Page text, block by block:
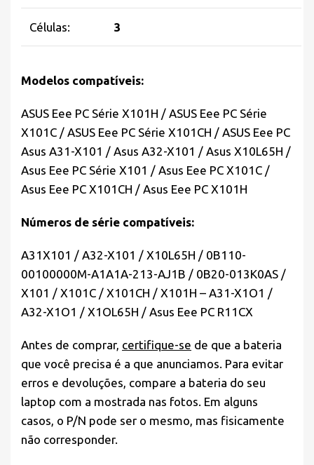
Células: 3
Modelos compatíveis:
ASUS Eee PC Série X101H / ASUS Eee PC Série
X101C / ASUS Eee PC Série X101CH / ASUS Eee PC
Asus A31-X101 / Asus A32-X101 / Asus X10L65H /
Asus Eee PC Série X101 / Asus Eee PC X101C /
Asus Eee PC X101CH / Asus Eee PC X101H
Números de série compatíveis:
A31X101 / A32-X101 / X10L65H / 0B110-
00100000M-A1A1A-213-AJ1B / 0B20-013K0AS /
X101 / X101C / X101CH / X101H – A31-X1O1 /
A32-X1O1 / X1OL65H / Asus Eee PC R11CX
Antes de comprar, certifique-se de que a bateria
que você precisa é a que anunciamos. Para evitar
erros e devoluções, compare a bateria do seu
laptop com a mostrada nas fotos. Em alguns
casos, o P/N pode ser o mesmo, mas fisicamente
não corresponder.